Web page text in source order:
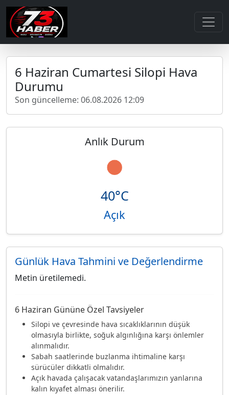
6 Haziran Cumartesi Silopi Hava
Durumu
Son güncelleme: 06.08.2026 12:09
Anlık Durum
40°C
Açık
Günlük Hava Tahmini ve Değerlendirme
Metin üretilemedi.
6 Haziran Gününe Özel Tavsiyeler
Silopi ve çevresinde hava sıcaklıklarının düşük
olmasıyla birlikte, soğuk algınlığına karşı önlemler
alınmalıdır.
Sabah saatlerinde buzlanma ihtimaline karşı
sürücüler dikkatli olmalıdır.
Açık havada çalışacak vatandaşlarımızın yanlarına
kalın kıyafet alması önerilir.